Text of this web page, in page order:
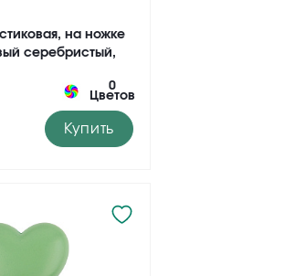
на ножке
серебристый,
0
Цветов
Купить